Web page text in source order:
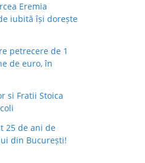
Eremia
iubită își dorește
petrecere de 1
de euro, în
si Fratii Stoica
25 de ani de
din București!